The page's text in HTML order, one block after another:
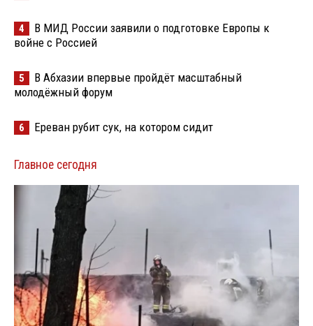
4
В МИД России заявили о подготовке Европы к
войне с Россией
5
В Абхазии впервые пройдёт масштабный
молодёжный форум
6 Ереван рубит сук, на котором сидит
Главное сегодня